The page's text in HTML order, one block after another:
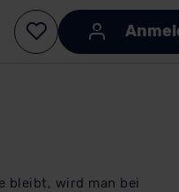
bleibt, wird man bei